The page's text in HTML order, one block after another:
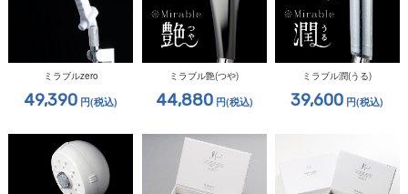
ミラブルzero
49,390 円(税込)
ミラブル艶(つや)
44,880円(税込)
ミラブル潤(うる)
39,600 円(税込)